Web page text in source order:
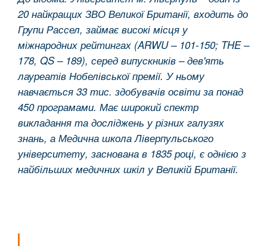
20 найкращих ЗВО Великої Британії, входить до
Групи Рассел, займає високі місця у
міжнародних рейтингах (ARWU – 101-150; THE –
178, QS – 189), серед випускників – дев'ять
лауреатів Нобелівської премії. У ньому
навчається 33 тис. здобувачів освіти за понад
450 програмами. Має широкий спектр
викладання та досліджень у різних галузях
знань, а Медична школа Ліверпульського
університету, заснована в 1835 році, є однією з
найбільших медичних шкіл у Великій Британії.